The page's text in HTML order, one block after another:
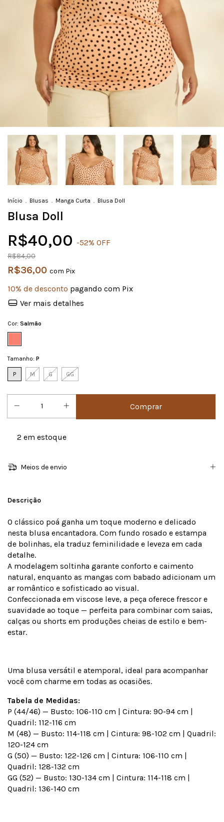
Início . Blusas . Manga Curta . Blusa Doll
Blusa Doll
R$40,00 -52% OFF
R$84,00
R$36,00 com Pix
10% de desconto pagando com Pix
Ver mais detalhes
Cor: Salmão
Tamanho: P
P M G GG
2 em estoque
Meios de envio
Descrição
O clássico poá ganha um toque moderno e delicado
nesta blusa encantadora. Com fundo rosado e estampa
de bolinhas, ela traduz feminilidade e leveza em cada
detalhe.
A modelagem soltinha garante conforto e caimento
natural, enquanto as mangas com babado adicionam um
ar romântico e sofisticado ao visual.
Confeccionada em viscose leve, a peça oferece frescor e
suavidade ao toque — perfeita para combinar com saias,
calças ou shorts em produções cheias de estilo e bem-
estar.
Uma blusa versátil e atemporal, ideal para acompanhar
você com charme em todas as ocasiões.
Tabela de Medidas:
P (44/46) — Busto: 106-110 cm | Cintura: 90-94 cm |
Quadril: 112-116 cm
M (48) — Busto: 114-118 cm | Cintura: 98-102 cm | Quadril:
120-124 cm
G (50) — Busto: 122-126 cm | Cintura: 106-110 cm |
Quadril: 128-132 cm
GG (52) — Busto: 130-134 cm | Cintura: 114-118 cm |
Quadril: 136-140 cm